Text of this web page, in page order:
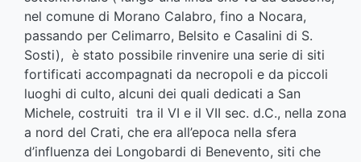
nel comune di Morano Calabro, fino a Nocara,
passando per Celimarro, Belsito e Casalini di S.
Sosti), è stato possibile rinvenire una serie di siti
fortificati accompagnati da necropoli e da piccoli
luoghi di culto, alcuni dei quali dedicati a San
Michele, costruiti tra il VI e il VII sec. d.C., nella zona
a nord del Crati, che era all’epoca nella sfera
d’influenza dei Longobardi di Benevento, siti che